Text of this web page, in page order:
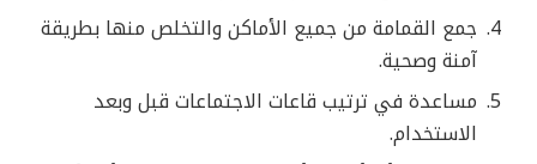
جمع القمامة من جميع الأماكن والتخلص منها بطريقة
آمنة وصحية.
مساعدة في ترتيب قاعات الاجتماعات قبل وبعد
الاستخدام.